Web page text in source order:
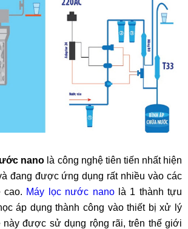
nano là công nghệ tiên tiến nhất hiện
đang được ứng dụng rất nhiều vào các
cao. Máy lọc nước nanolà 1 thành tựu
áp dụng thành công vào thiết bị xử lý
này được sử dụng rộng rãi, trên thế giới